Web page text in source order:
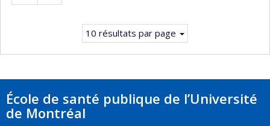
suivante
10 résultats par page
École de santé publique de l’Université
de Montréal